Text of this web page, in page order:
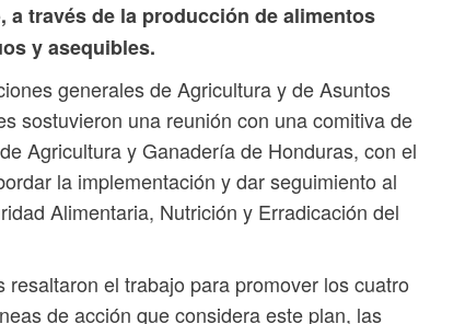
a través de la producción de alimentos
y asequibles.
generales de Agricultura y de Asuntos
sostuvieron una reunión con una comitiva de
Agricultura y Ganadería de Honduras, con el
la implementación y dar seguimiento al
Alimentaria, Nutrición y Erradicación del
resaltaron el trabajo para promover los cuatro
de acción que considera este plan, las